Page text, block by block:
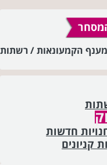
הקמעונאות / רשתות
חדשות
קניונים